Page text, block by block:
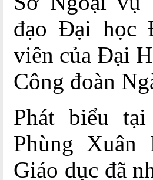
đạo Đại học
viên của Đại
Công đoàn
Phát biểu
Phùng
Giáo dục đã